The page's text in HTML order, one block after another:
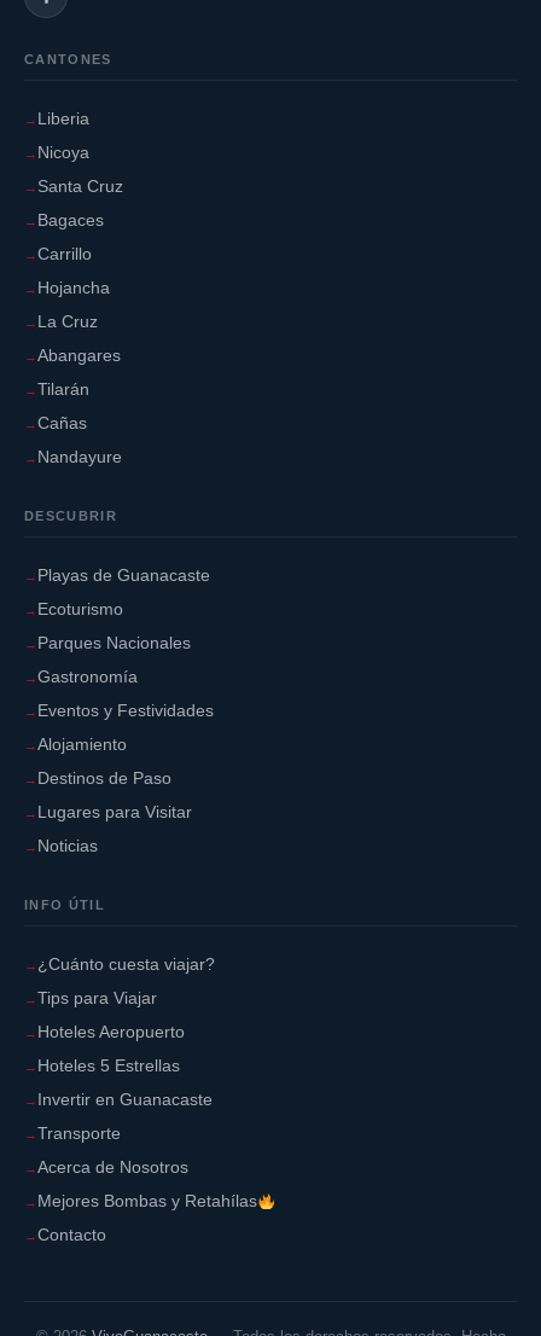
CANTONES
Liberia
Nicoya
Santa Cruz
Bagaces
Carrillo
Hojancha
La Cruz
Abangares
Tilarán
Cañas
Nandayure
DESCUBRIR
Playas de Guanacaste
Ecoturismo
Parques Nacionales
Gastronomía
Eventos y Festividades
Alojamiento
Destinos de Paso
Lugares para Visitar
Noticias
INFO ÚTIL
¿Cuánto cuesta viajar?
Tips para Viajar
Hoteles Aeropuerto
Hoteles 5 Estrellas
Invertir en Guanacaste
Transporte
Acerca de Nosotros
Mejores Bombas y Retahílas
Contacto